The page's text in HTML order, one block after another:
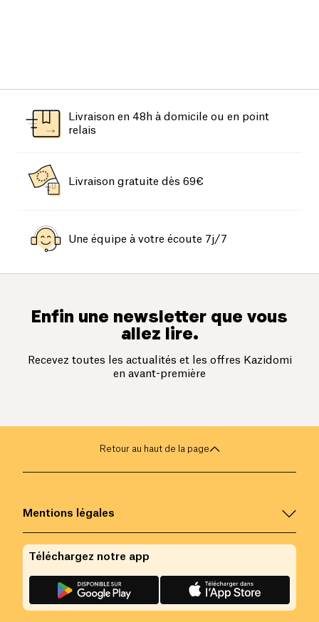
Livraison en 48h à domicile ou en point
relais
Livraison gratuite dès 69€
Une équipe à votre écoute 7j/7
Enfin une newsletter que vous
allez lire.
Recevez toutes les actualités et les offres Kazidomi
en avant-première
Retour au haut de la page
Mentions légales
Téléchargez notre app